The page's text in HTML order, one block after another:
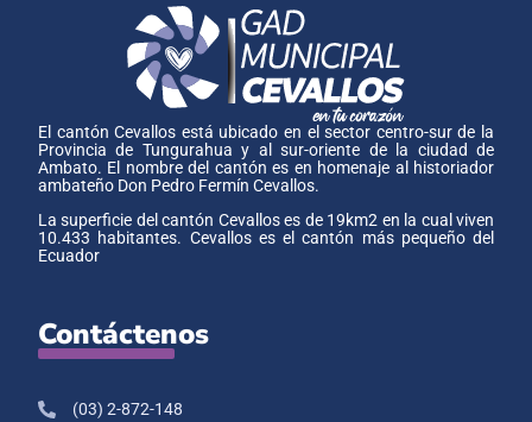
El cantón Cevallos está ubicado en el sector centro-sur de la
Provincia de Tungurahua y al sur-oriente de la ciudad de
Ambato. El nombre del cantón es en homenaje al historiador
ambateño Don Pedro Fermín Cevallos.
La superficie del cantón Cevallos es de 19km2 en la cual viven
10.433 habitantes. Cevallos es el cantón más pequeño del
Ecuador
Contáctenos
(03) 2-872-148